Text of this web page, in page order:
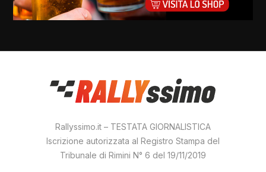
Rallyssimo.it – TESTATA GIORNALISTICA
Iscrizione autorizzata al Registro Stampa del
Tribunale di Rimini N° 6 del 19/11/2019